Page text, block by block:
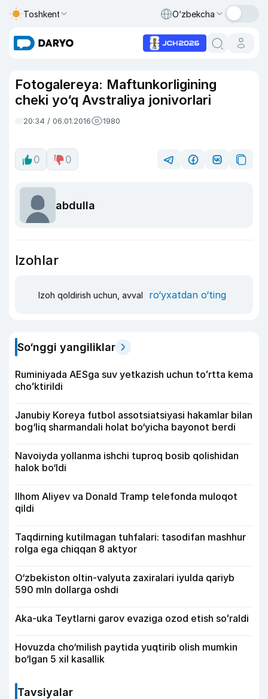
Toshkent O‘zbekcha
Fotogalereya: Maftunkorligining
cheki yo‘q Avstraliya jonivorlari
20:34 / 06.01.2016 1980
0 0
abdulla
Izohlar
Izoh qoldirish uchun, avval ro‘yxatdan o‘ting
So‘nggi yangiliklar
Ruminiyada AESga suv yetkazish uchun toʻrtta kema
choʻktirildi
Janubiy Koreya futbol assotsiatsiyasi hakamlar bilan
bog‘liq sharmandali holat bo‘yicha bayonot berdi
Navoiyda yollanma ishchi tuproq bosib qolishidan
halok bo‘ldi
Ilhom Aliyev va Donald Tramp telefonda muloqot
qildi
Taqdirning kutilmagan tuhfalari: tasodifan mashhur
rolga ega chiqqan 8 aktyor
O‘zbekiston oltin-valyuta zaxiralari iyulda qariyb
590 mln dollarga oshdi
Aka-uka Teytlarni garov evaziga ozod etish soʻraldi
Hovuzda cho‘milish paytida yuqtirib olish mumkin
bo‘lgan 5 xil kasallik
Tavsiyalar